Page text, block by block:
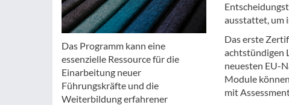
Das Programm kann eine
essenzielle Ressource für die
Einarbeitung neuer
Führungskräfte und die
Weiterbildung erfahrener
ausstattet, um
Das erste
achtstündigen
neuesten EU-
Module
mit